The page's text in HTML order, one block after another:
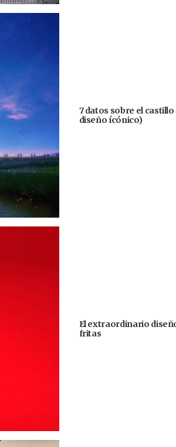
7 datos sobre el
diseño ícónico)
El extraordinario
fritas